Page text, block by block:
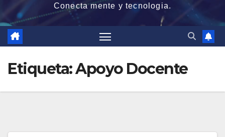
Conecta mente y tecnologia.
Etiqueta:Apoyo Docente